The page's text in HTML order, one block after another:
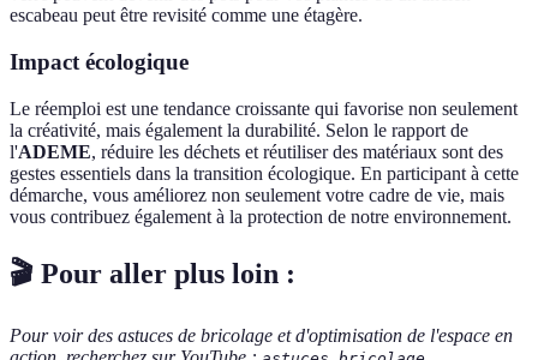
escabeau peut être revisité comme une étagère.
Impact écologique
Le réemploi est une tendance croissante qui favorise non seulement
la créativité, mais également la durabilité. Selon le rapport de
l'ADEME, réduire les déchets et réutiliser des matériaux sont des
gestes essentiels dans la transition écologique. En participant à cette
démarche, vous améliorez non seulement votre cadre de vie, mais
vous contribuez également à la protection de notre environnement.
🎬 Pour aller plus loin :
Pour voir des astuces de bricolage et d'optimisation de l'espace en